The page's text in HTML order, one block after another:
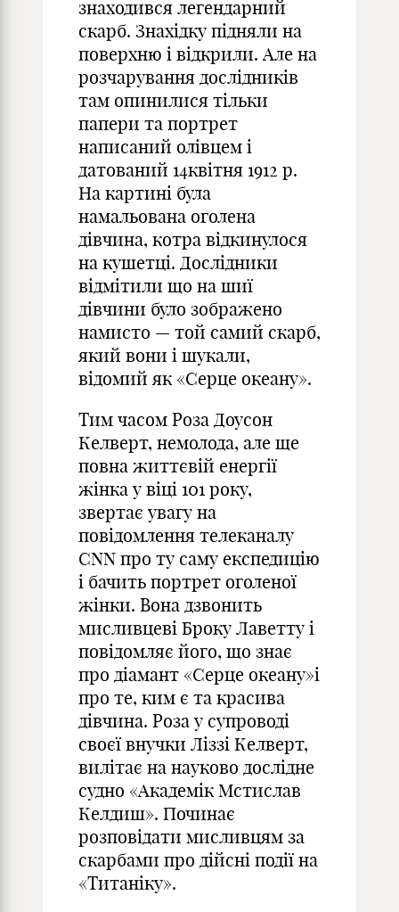
знаходився легендарний
скарб. Знахідку підняли на
поверхню і відкрили. Але на
розчарування дослідників
там опинилися тільки
папери та портрет
написаний олівцем і
датований 14квітня 1912 р.
На картині була
намальована оголена
дівчина, котра відкинулося
на кушетці. Дослідники
відмітили що на шиї
дівчини було зображено
намисто — той самий скарб,
який вони і шукали,
відомий як «Серце океану».
Тим часом Роза Доусон
Келверт, немолода, але ще
повна життєвій енергії
жінка у віці 101 року,
звертає увагу на
повідомлення телеканалу
СNN про ту саму експедицію
і бачить портрет оголеної
жінки. Вона дзвонить
мисливцеві Броку Лаветту і
повідомляє його, що знає
про діамант «Серце океану»і
про те, ким є та красива
дівчина. Роза у супроводі
своєї внучки Ліззі Келверт,
вилітає на науково дослідне
судно «Академік Мстислав
Келдиш». Починає
розповідати мисливцям за
скарбами про дійсні події на
«Титаніку».